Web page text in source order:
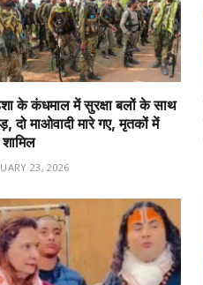
के कंधमाल में सुरक्षा बलों के साथ
दो माओवादी मारे गए, मृतकों में
शामिल
23, 2026